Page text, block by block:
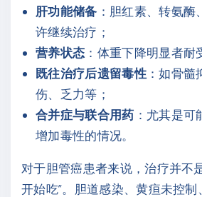
肝功能储备 ：胆红素、转氨
许继续治疗；
营养状态 ：体重下降明显者耐
既往治疗后遗留毒性：如骨髓
伤、乏力等；
合并症与联合用药 ：尤其是
增加毒性的情况。
对于胆管癌患者来说，治疗并不
开始吃”。胆道感染、黄疸未控